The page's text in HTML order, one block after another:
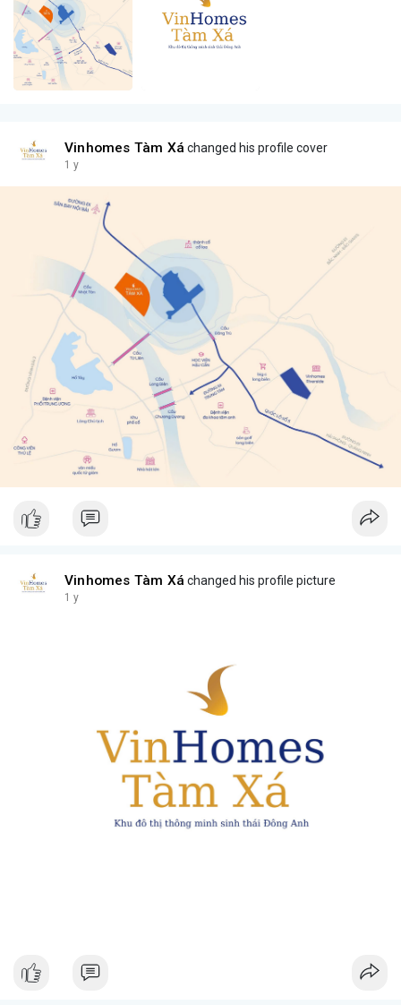
Vinhomes Tàm Xá changed his profile cover
1 y
Vinhomes Tàm Xá changed his profile picture
1 y